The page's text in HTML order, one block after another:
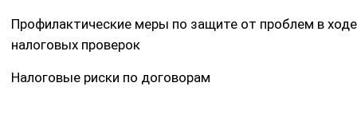
Профилактические меры по защите от проблем в ходе
налоговых проверок
Налоговые риски по договорам